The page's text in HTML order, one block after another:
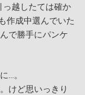
越したては確か
作成中選んでいた
で勝手にパンケ
…。
けど思いっきり